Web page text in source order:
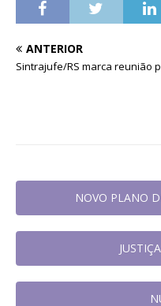
ANTERIOR
Sintrajufe/RS marca reunião
NOVO PLANO